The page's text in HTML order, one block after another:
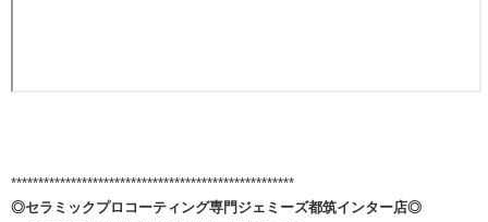
****************************************************
◎セラミックプロコーティング専門ジェミーズ都筑インター店◎